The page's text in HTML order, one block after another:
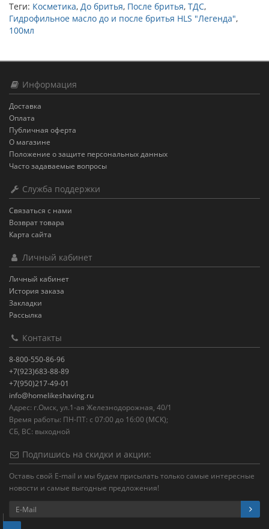
Теги: Косметика, До бритья, После бритья, ТДС,
Гидрофильное масло до и после бритья HLS "Легенда",
100мл
Информация
Доставка
Оплата
Публичная оферта
О магазине
Положение о защите персональных данных
Часто задаваемые вопросы
Служба поддержки
Связаться с нами
Возврат товара
Карта сайта
Личный кабинет
Личный кабинет
История заказа
Закладки
Рассылка
Контакты
8-800-550-86-96
+7(923)683-88-89
+7(950)217-49-01
info@homelikeshaving.ru
Адрес: г.Омск, ул.1-ая Железнодорожная, 40/1
Время работы: ПН-ПТ: с 07:00 до 16:00 (МСК);
СБ, ВС: выходной
Подпишись на скидки и акции:
Оставь свой E-mail и мы будем присылать только самые интересные
новости и самые выгодные предложения!